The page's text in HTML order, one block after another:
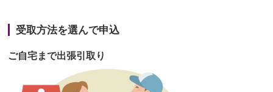
第39回人形供養祭令和2年10月22日(木)
受取方法を選んで申込
ご自宅まで出張引取り